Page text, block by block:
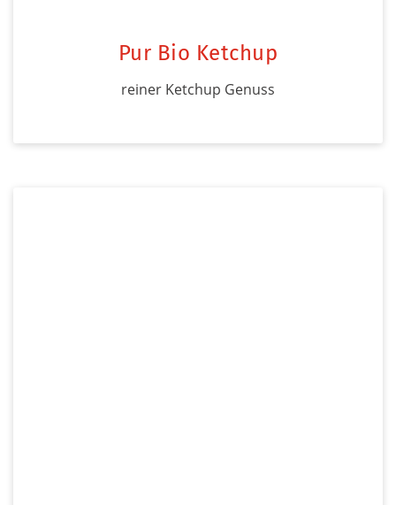
Pur Bio Ketchup
reiner Ketchup Genuss